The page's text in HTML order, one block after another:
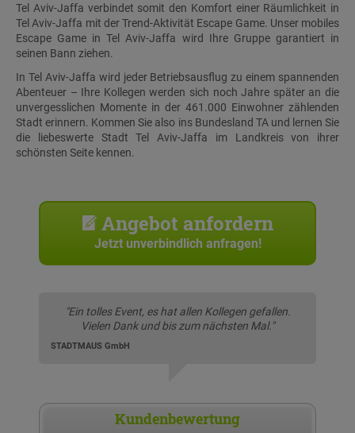
Tel Aviv-Jaffa verbindet somit den Komfort einer Räumlichkeit in
Tel Aviv-Jaffa mit der Trend-Aktivität Escape Game. Unser mobiles
Escape Game in Tel Aviv-Jaffa wird Ihre Gruppe garantiert in
seinen Bann ziehen.
In Tel Aviv-Jaffa wird jeder Betriebsausflug zu einem spannenden
Abenteuer – Ihre Kollegen werden sich noch Jahre später an die
unvergesslichen Momente in der 461.000 Einwohner zählenden
Stadt erinnern. Kommen Sie also ins Bundesland TA und lernen Sie
die liebeswerte Stadt Tel Aviv-Jaffa im Landkreis von ihrer
schönsten Seite kennen.
Angebot anfordern
Jetzt unverbindlich anfragen!
"Ein tolles Event, es hat allen Kollegen gefallen.
Vielen Dank und bis zum nächsten Mal."
STADTMAUS GmbH
Kundenbewertung